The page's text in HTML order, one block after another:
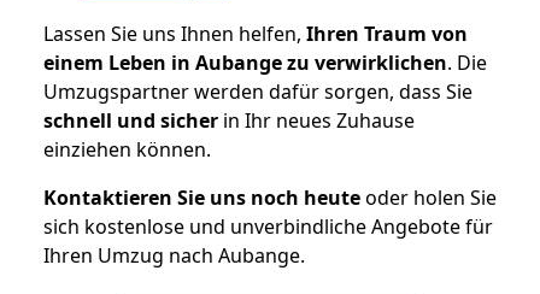
Lassen Sie uns Ihnen helfen, Ihren Traum von
einem Leben in Aubange zu verwirklichen. Die
Umzugspartner werden dafür sorgen, dass Sie
schnell und sicher in Ihr neues Zuhause
einziehen können.
Kontaktieren Sie uns noch heuteoder holen Sie
sich kostenlose und unverbindliche Angebote für
Ihren Umzug nach Aubange.